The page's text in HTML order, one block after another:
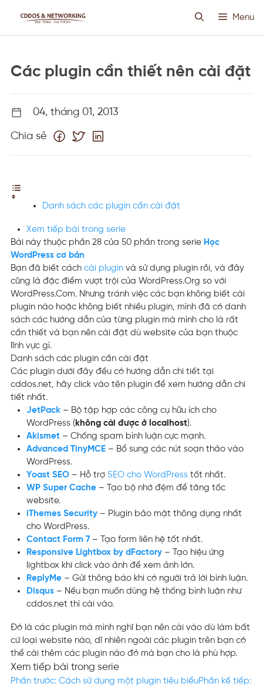
Menu
THIẾT KẾ WEB
TIN TỨC
Các plugin cần thiết nên cài đặt
04, tháng 01, 2013
Chia sẻ
Danh sách các plugin cần cài đặt
Xem tiếp bài trong serie
Bài này thuộc phần 28 của 50 phần trong serie Học
WordPress cơ bản
Bạn đã biết cách cài plugin và sử dụng plugin rồi, và đây
cũng là đặc điểm vượt trội của WordPress.Org so với
WordPress.Com. Nhưng tránh việc các bạn không biết cài
plugin nào hoặc không biết nhiều plugin, mình đã có danh
sách các hướng dẫn của từng plugin mà mình cho là rất
cần thiết và bạn nên cài đặt dù website của bạn thuộc
lĩnh vực gì.
Danh sách các plugin cần cài đặt
Các plugin dưới đây đều có hướng dẫn chi tiết tại
cddos.net, hãy click vào tên plugin để xem hướng dẫn chi
tiết nhất.
JetPack – Bộ tập hợp các công cụ hữu ích cho
WordPress ( không cài được ở localhost).
Akismet – Chống spam bình luận cực mạnh.
Advanced TinyMCE – Bổ sung các nút soạn thảo vào
WordPress.
Yoast SEO – Hỗ trợ SEO cho WordPress tốt nhất.
WP Super Cache – Tạo bộ nhớ đệm để tăng tốc
website.
iThemes Security – Plugin bảo mật thông dụng nhất
cho WordPress.
Contact Form 7 – Tạo form liên hệ tốt nhất.
Responsive Lightbox by dFactory – Tạo hiệu ứng
lightbox khi click vào ảnh để xem ảnh lớn.
ReplyMe – Gửi thông báo khi có người trả lời bình luận.
Disqus – Nếu bạn muốn dùng hệ thống bình luận như
cddos.net thì cài vào.
Đó là các plugin mà mình nghĩ bạn nên cài vào dù làm bất
cứ loại website nào, dĩ nhiên ngoài các plugin trên bạn có
thể cài thêm các plugin nào đó mà bạn cho là phù hợp.
Xem tiếp bài trong serie
Phần trước: Cách sử dụng một plugin tiêu biểuPhần kế tiếp: